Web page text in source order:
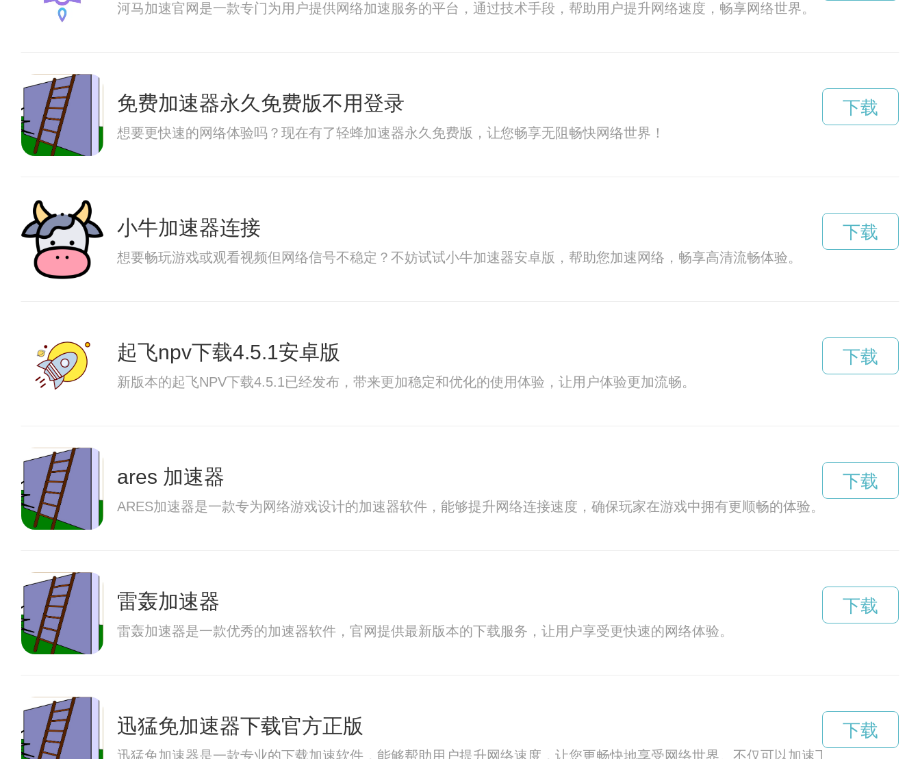
河马加速官网是一款专门为用户提供网络加速服务的平台，通过技术手段，帮助用户提升网络速度，畅享网络世界。
免费加速器永久免费版不用登录
想要更快速的网络体验吗？现在有了轻蜂加速器永久免费版，让您畅享无阻畅快网络世界！
下载
小牛加速器连接
想要畅玩游戏或观看视频但网络信号不稳定？不妨试试小牛加速器安卓版，帮助您加速网络，畅享高清流畅体验。
下载
起飞npv下载4.5.1安卓版
新版本的起飞NPV下载4.5.1已经发布，带来更加稳定和优化的使用体验，让用户体验更加流畅。
下载
ares 加速器
ARES加速器是一款专为网络游戏设计的加速器软件，能够提升网络连接速度，确保玩家在游戏中拥有更顺畅的体验。通过ARES加
下载
雷轰加速器
雷轰加速器是一款优秀的加速器软件，官网提供最新版本的下载服务，让用户享受更快速的网络体验。
下载
迅猛免加速器下载官方正版
迅猛免加速器是一款专业的下载加速软件，能够帮助用户提升网络速度，让您更畅快地享受网络世界。不仅可以加速下载速度，还能
下载